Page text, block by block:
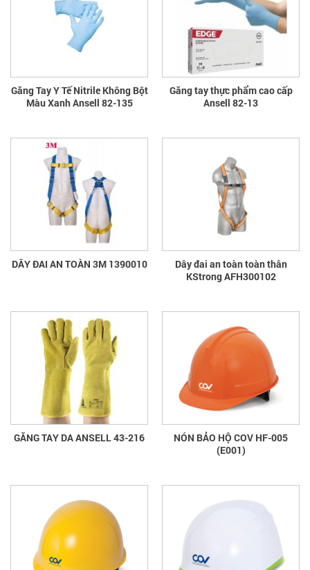
Găng Tay Y Tế Nitrile Không Bột
Màu Xanh Ansell 82-135
Găng tay thực phẩm cao cấp
Ansell 82-13
DÂY ĐAI AN TOÀN 3M 1390010
Dây đai an toàn toàn thân
KStrong AFH300102
GĂNG TAY DA ANSELL 43-216
NÓN BẢO HỘ COV HF-005
(E001)